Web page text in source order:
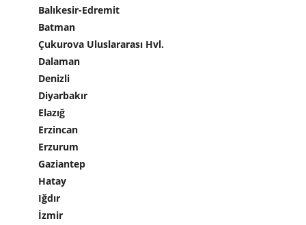
Balıkesir-Edremit
Batman
Çukurova Uluslararası Hvl.
Dalaman
Denizli
Diyarbakır
Elazığ
Erzincan
Erzurum
Gaziantep
Hatay
Iğdır
İzmir